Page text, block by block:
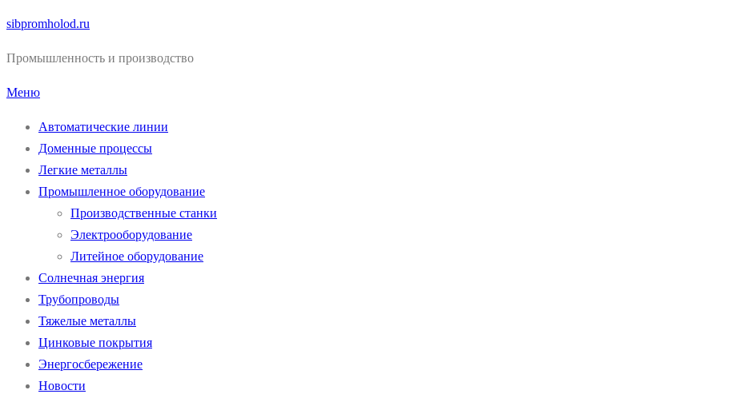
Перейти
содержимому
sibpromholod.ru
Промышленность и производство
Меню
Автоматические линии
Доменные процессы
Легкие металлы
Промышленное оборудование
Производственные станки
Электрооборудование
Литейное оборудование
Солнечная энергия
Трубопроводы
Тяжелые металлы
Цинковые покрытия
Энергосбережение
Новости